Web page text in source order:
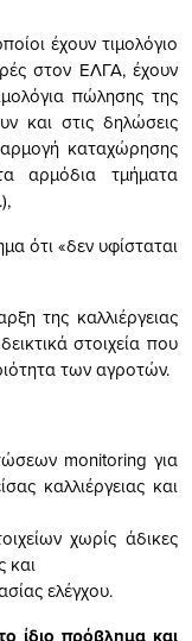
έχουν τιμολόγιο
στον ΕΛΓΑ, έχουν
πώλησης της
και στις δηλώσεις
καταχώρησης
αρμόδια τμήματα
ότι «δεν υφίσταται
της καλλιέργειας
στοιχεία που
των αγροτών.
monitoring για
καλλιέργειας και
χωρίς άδικες
και
ελέγχου.
ίδιο πρόβλημα και